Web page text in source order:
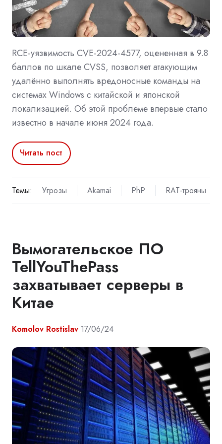
RCE-уязвимость CVE-2024-4577, оцененная в 9.8
баллов по шкале CVSS, позволяет атакующим
удалённо выполнять вредоносные команды на
системах Windows с китайской и японской
локализацией. Об этой проблеме впервые стало
известно в начале июня 2024 года.
Читать пост
Темы: Угрозы Akamai PhP RAT-трояны
Вымогательское ПО
TellYouThePass
захватывает серверы в
Китае
Komolov Rostislav 17/06/24